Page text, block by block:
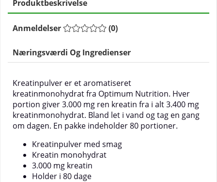
Produktbeskrivelse
Anmeldelser (0)
Næringsværdi Og Ingredienser
Kreatinpulver er et aromatiseret
kreatinmonohydrat fra Optimum Nutrition. Hver
portion giver 3.000 mg ren kreatin fra i alt 3.400 mg
kreatinmonohydrat. Bland let i vand og tag en gang
om dagen. En pakke indeholder 80 portioner.
Kreatinpulver med smag
Kreatin monohydrat
3.000 mg kreatin
Holder i 80 dage